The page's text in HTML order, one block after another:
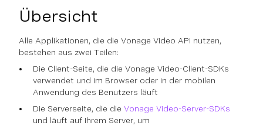
Übersicht
Alle Applikationen, die die Vonage Video API nutzen,
bestehen aus zwei Teilen:
Die Client-Seite, die die Vonage Video-Client-SDKs
verwendet und im Browser oder in der mobilen
Anwendung des Benutzers läuft
Die Serverseite, die die Vonage Video-Server-SDKs
und läuft auf Ihrem Server, um